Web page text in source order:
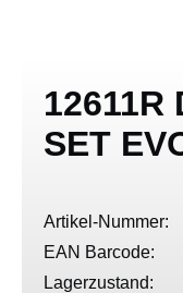
12611R
SET
Artikel-Nummer:
EAN Barcode:
Lagerzustand: